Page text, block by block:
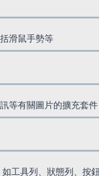
滑鼠手勢等
等有關圖片的擴充套件
工具列、狀態列、按